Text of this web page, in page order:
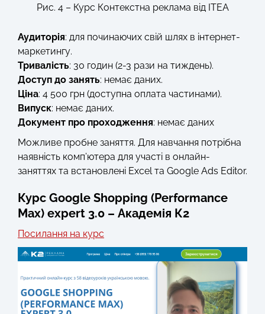
Рис. 4 – Курс Контекстна реклама від ITEA
Аудиторія: для починаючих свій шлях в інтернет-
маркетингу.
Тривалість: 30 годин (2-3 рази на тиждень).
Доступ до занять: немає даних.
Ціна: 4 500 грн (доступна оплата частинами).
Випуск: немає даних.
Документ про проходження: немає даних
Можливе пробне заняття. Для навчання потрібна
наявність комп’ютера для участі в онлайн-
заняттях та встановлені Excel та Google Ads Editor.
Курс Google Shopping (Performance
Max) expert 3.0 – Академія К2
Посилання на курс